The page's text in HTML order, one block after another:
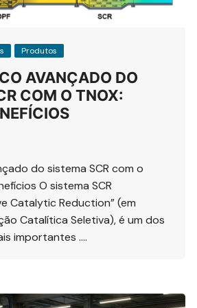
Produtos
AVANÇADO DO
COM O TNOX:
do sistema SCR com o
O sistema SCR
Catalytic Reduction” (em
Catalítica Seletiva), é um dos
importantes ….